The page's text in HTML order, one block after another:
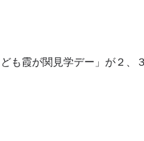
も霞が関見学デー」が２、